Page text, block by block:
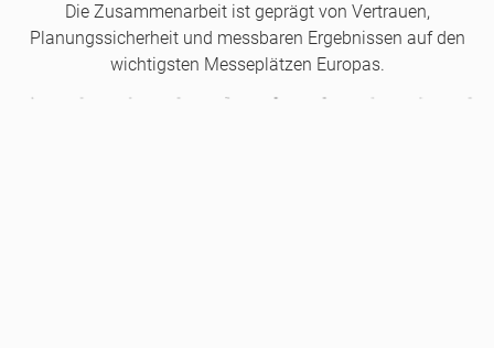
Die Zusammenarbeit ist geprägt von Vertrauen,
Planungssicherheit und messbaren Ergebnissen auf den
wichtigsten Messeplätzen Europas.